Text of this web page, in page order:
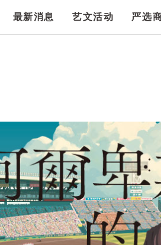
最新消息 艺文活动 严选